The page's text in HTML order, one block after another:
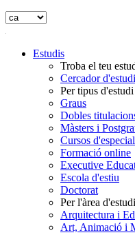
Estudis
Troba el teu
Cercador
Per tipus d'estudi
Graus
Dobles
Màsters i
Cursos
Formació online
Executive
Escola d'estiu
Doctorat
Per l'àrea d'estudi
Arquitectura i
Art, Animació i